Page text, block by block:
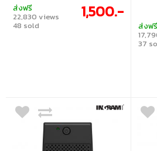
ส่งฟรี
22,830 views
48 sold
1,500.-
ส่งฟรี
37